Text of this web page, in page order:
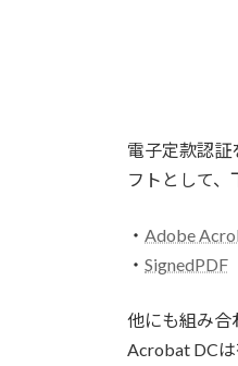
電子定款認証
フトとして、
・ Adobe
・ SignedPDF
他にも組み合
Acrobat DC